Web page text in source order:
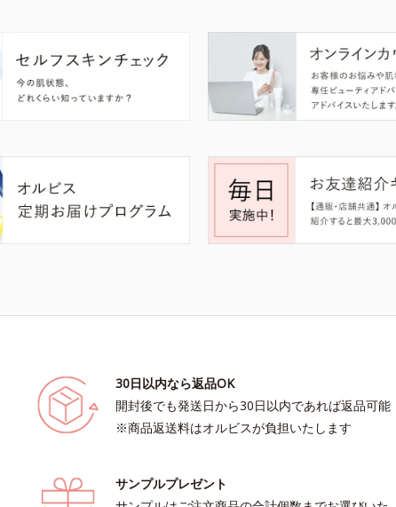
30日以内なら返品OK
開封後でも発送日から30日以内であれば返品可能
※商品返送料はオルビスが負担いたします
サンプルプレゼント